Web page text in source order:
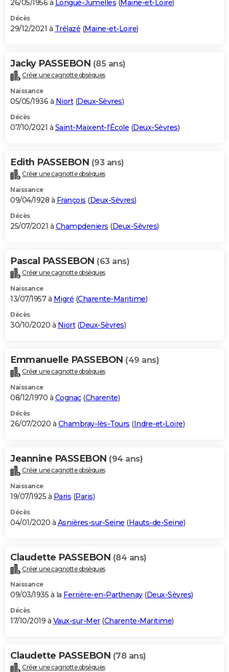
26/05/1956 à Longué-Jumelles (Maine-et-Loire)
Décès
29/12/2021 à Trélazé (Maine-et-Loire)
Jacky PASSEBON (85 ans)
Créer une cagnotte obsèques
Naissance
05/05/1936 à Niort(Deux-Sèvres)
Décès
07/10/2021 à Saint-Maixent-l'École (Deux-Sèvres)
Edith PASSEBON (93 ans)
Créer une cagnotte obsèques
Naissance
09/04/1928 à François (Deux-Sèvres)
Décès
25/07/2021 à Champdeniers (Deux-Sèvres)
Pascal PASSEBON (63 ans)
Créer une cagnotte obsèques
Naissance
13/07/1957 à Migré (Charente-Maritime)
Décès
30/10/2020 à Niort(Deux-Sèvres)
Emmanuelle PASSEBON (49 ans)
Créer une cagnotte obsèques
Naissance
08/12/1970 à Cognac(Charente)
Décès
26/07/2020 à Chambray-lès-Tours (Indre-et-Loire)
Jeannine PASSEBON (94 ans)
Créer une cagnotte obsèques
Naissance
19/07/1925 à Paris (Paris)
Décès
04/01/2020 à Asnières-sur-Seine (Hauts-de-Seine)
Claudette PASSEBON (84 ans)
Créer une cagnotte obsèques
Naissance
09/03/1935 à la Ferrière-en-Parthenay(Deux-Sèvres)
Décès
17/10/2019 à Vaux-sur-Mer(Charente-Maritime)
Claudette PASSEBON (78 ans)
Créer une cagnotte obsèques